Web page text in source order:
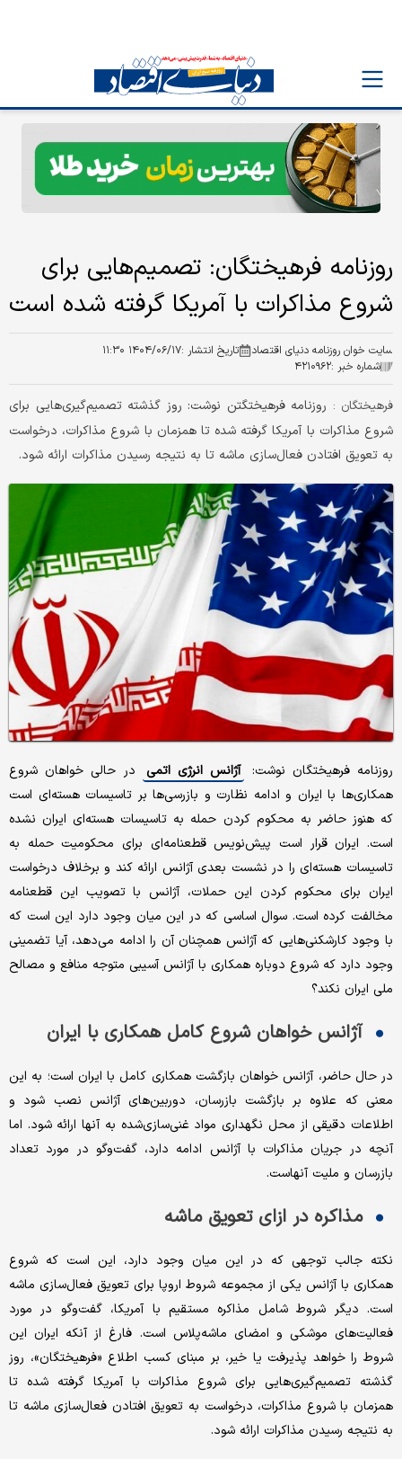
روزنامه فرهیختگان: تصمیم‌هایی برای
شروع مذاکرات با آمریکا گرفته شده است
سایت خوان روزنامه دنیای اقتصاد تاریخ انتشار :۱۴۰۴/۰۶/۱۷ ۱۱:۳۰
شماره خبر :۴۲۱۰۹۶۲
فرهیختگان : روزنامه فرهیختگتن نوشت: روز گذشته تصمیم‌گیری‌هایی برای
شروع مذاکرات با آمریکا گرفته شده تا همزمان با شروع مذاکرات، درخواست
به تعویق افتادن فعال‌سازی ماشه تا به نتیجه رسیدن مذاکرات ارائه شود.
روزنامه فرهیختگان نوشت: آژانس انرژی اتمی
در حالی خواهان شروع
همکاری‌ها با ایران و ادامه نظارت و بازرسی‌ها بر تاسیسات هسته‌ای است
که هنوز حاضر به محکوم کردن حمله به تاسیسات هسته‌ای ایران نشده
است. ایران قرار است پیش‌نویس قطعنامه‌ای برای محکومیت حمله به
تاسیسات هسته‌ای را در نشست بعدی آژانس ارائه کند و برخلاف درخواست
ایران برای محکوم کردن این حملات، آژانس با تصویب این قطعنامه
مخالفت کرده است. سوال اساسی که در این میان وجود دارد این است که
با وجود کارشکنی‌هایی که آژانس همچنان آن را ادامه می‌دهد، آیا تضمینی
وجود دارد که شروع دوباره همکاری با آژانس آسیبی متوجه منافع و مصالح
ملی ایران نکند؟
آژانس خواهان شروع کامل همکاری با ایران
در حال حاضر، آژانس خواهان بازگشت همکاری کامل با ایران است؛ به این
معنی که علاوه بر بازگشت بازرسان، دوربین‌های آژانس نصب شود و
اطلاعات دقیقی از محل نگهداری مواد غنی‌سازی‌شده به آنها ارائه شود. اما
آنچه در جریان مذاکرات با آژانس ادامه دارد، گفت‌وگو در مورد تعداد
بازرسان و ملیت آنهاست.
مذاکره در ازای تعویق ماشه
نکته جالب توجهی که در این میان وجود دارد، این است که شروع
همکاری با آژانس یکی از مجموعه شروط اروپا برای تعویق فعال‌سازی ماشه
است. دیگر شروط شامل مذاکره مستقیم با آمریکا، گفت‌وگو در مورد
فعالیت‌های موشکی و امضای ماشه‌پلاس است. فارغ از آنکه ایران این
شروط را خواهد پذیرفت یا خیر، بر مبنای کسب اطلاع «فرهیختگان»، روز
گذشته تصمیم‌گیری‌هایی برای شروع مذاکرات با آمریکا گرفته شده تا
همزمان با شروع مذاکرات، درخواست به تعویق افتادن فعال‌سازی ماشه تا
به نتیجه رسیدن مذاکرات ارائه شود.